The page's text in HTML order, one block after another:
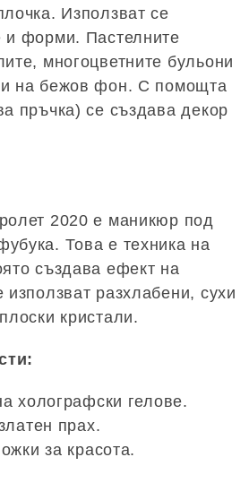
Използват се
и форми. Пастелните
многоцветните бульони
на бежов фон. С помощта
пръчка) се създава декор
2020 е маникюр под
Това е техника на
създава ефект на
разхлабени, сухи
кристали.
холографски гелове.
прах.
за красота.